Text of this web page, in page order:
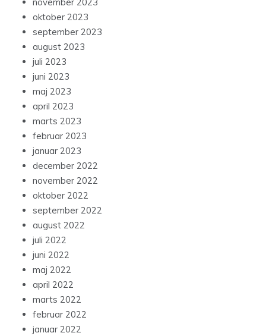
oktober 2023
september 2023
august 2023
juli 2023
juni 2023
maj 2023
april 2023
marts 2023
februar 2023
januar 2023
december 2022
november 2022
oktober 2022
september 2022
august 2022
juli 2022
juni 2022
maj 2022
april 2022
marts 2022
februar 2022
januar 2022